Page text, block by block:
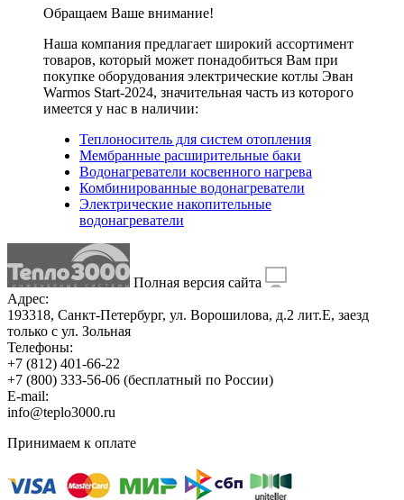
Обращаем Ваше внимание!
Наша компания предлагает широкий ассортимент
товаров, который может понадобиться Вам при
покупке оборудования электрические котлы Эван
Warmos Start-2024, значительная часть из которого
имеется у нас в наличии:
Теплоноситель для систем отопления
Мембранные расширительные баки
Водонагреватели косвенного нагрева
Комбинированные водонагреватели
Электрические накопительные
водонагреватели
Полная версия сайта
Адрес:
193318, Санкт-Петербург, ул. Ворошилова, д.2 лит.Е, заезд
только с ул. Зольная
Телефоны:
+7 (812) 401-66-22
+7 (800) 333-56-06 (бесплатный по России)
E-mail:
info@teplo3000.ru
Принимаем к оплате